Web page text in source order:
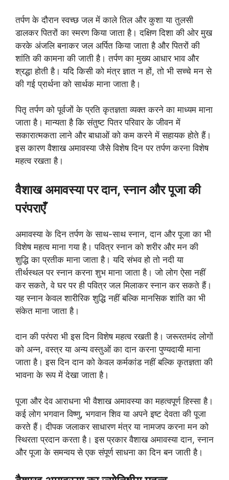
तर्पण के दौरान स्वच्छ जल में काले तिल और कुशा या तुलसी
डालकर पितरों का स्मरण किया जाता है। दक्षिण दिशा की ओर मुख
करके अंजलि बनाकर जल अर्पित किया जाता है और पितरों की
शांति की कामना की जाती है। तर्पण का मुख्य आधार भाव और
श्रद्धा होती है। यदि किसी को मंत्र ज्ञात न हों, तो भी सच्चे मन से
की गई प्रार्थना को सार्थक माना जाता है।
पितृ तर्पण को पूर्वजों के प्रति कृतज्ञता व्यक्त करने का माध्यम माना
जाता है। मान्यता है कि संतुष्ट पितर परिवार के जीवन में
सकारात्मकता लाने और बाधाओं को कम करने में सहायक होते हैं।
इस कारण वैशाख अमावस्या जैसे विशेष दिन पर तर्पण करना विशेष
महत्व रखता है।
वैशाख अमावस्या पर दान, स्नान और पूजा की
परंपराएँ
अमावस्या के दिन तर्पण के साथ-साथ स्नान, दान और पूजा का भी
विशेष महत्व माना गया है। पवित्र स्नान को शरीर और मन की
शुद्धि का प्रतीक माना जाता है। यदि संभव हो तो नदी या
तीर्थस्थल पर स्नान करना शुभ माना जाता है। जो लोग ऐसा नहीं
कर सकते, वे घर पर ही पवित्र जल मिलाकर स्नान कर सकते हैं।
यह स्नान केवल शारीरिक शुद्धि नहीं बल्कि मानसिक शांति का भी
संकेत माना जाता है।
दान की परंपरा भी इस दिन विशेष महत्व रखती है। जरूरतमंद लोगों
को अन्न, वस्त्र या अन्य वस्तुओं का दान करना पुण्यदायी माना
जाता है। इस दिन दान को केवल कर्मकांड नहीं बल्कि कृतज्ञता की
भावना के रूप में देखा जाता है।
पूजा और देव आराधना भी वैशाख अमावस्या का महत्वपूर्ण हिस्सा है।
कई लोग भगवान विष्णु, भगवान शिव या अपने इष्ट देवता की पूजा
करते हैं। दीपक जलाकर साधारण मंत्र या नामजप करना मन को
स्थिरता प्रदान करता है। इस प्रकार वैशाख अमावस्या दान, स्नान
और पूजा के समन्वय से एक संपूर्ण साधना का दिन बन जाती है।